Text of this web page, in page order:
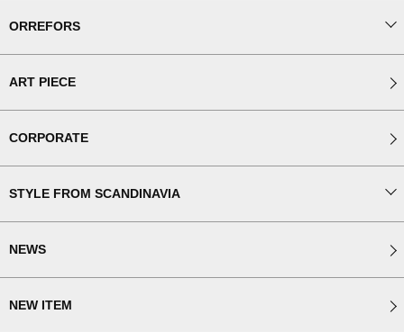
ORREFORS
ART PIECE
CORPORATE
STYLE FROM SCANDINAVIA
NEWS
NEW ITEM